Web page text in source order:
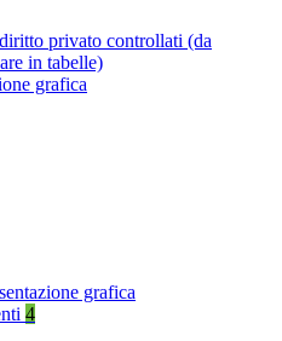
privato controllati (da
in tabelle)
grafica
grafica
4